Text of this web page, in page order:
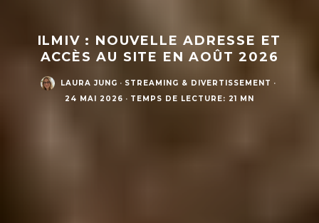
ILMIV : NOUVELLE ADRESSE ET
ACCÈS AU SITE EN AOÛT 2026
LAURA JUNG · STREAMING & DIVERTISSEMENT ·
24 MAI 2026 · TEMPS DE LECTURE: 21 MN